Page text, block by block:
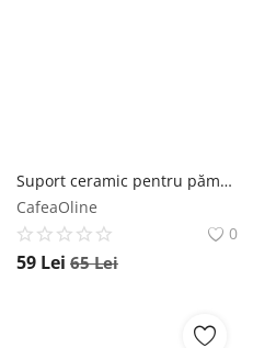
Suport ceramic pentru pămătuf - Verde Moya
CafeaOline
0
59 Lei 65Lei